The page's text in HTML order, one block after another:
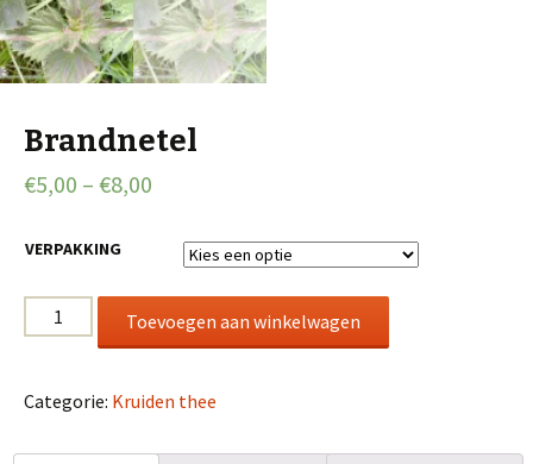
Brandnetel
€5,00 – €8,00
VERPAKKING
Brandnetel
aantal
Toevoegen aan winkelwagen
Categorie: Kruiden thee